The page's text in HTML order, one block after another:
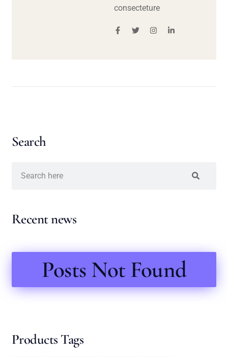
consecteture
Search
Recent news
Posts Not Found
Products Tags